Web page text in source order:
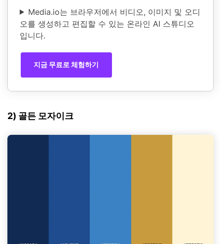
Media.io는 브라우저에서 비디오, 이미지 및 오디
오를 생성하고 편집할 수 있는 온라인 AI 스튜디오
입니다.
지금 무료로 체험하기
2) 골든 모자이크